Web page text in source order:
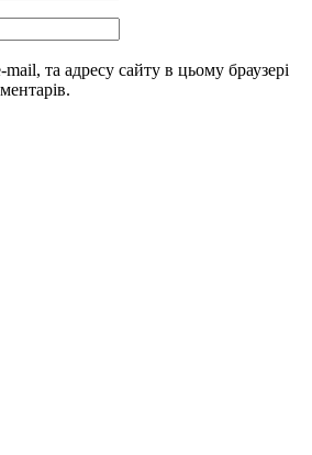
та адресу сайту в цьому браузері